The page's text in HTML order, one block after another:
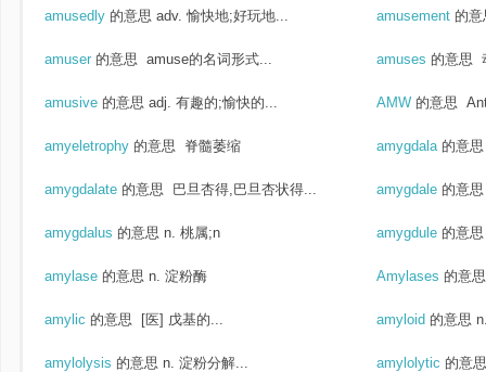
amusedly 的意思 adv. 愉快地;好玩地... amusement 的意
amuser 的意思 amuse的名词形式... amuses 的意思
amusive 的意思 adj. 有趣的;愉快的... AMW 的意思
amyeletrophy 的意思 脊髓萎缩 amygdala 的意思
amygdalate 的意思 巴旦杏得,巴旦杏状得... amygdale 的意思
amygdalus 的意思 n. 桃属;n amygdule 的意思
amylase 的意思 n. 淀粉酶 Amylases 的意思
amylic 的意思 [医] 戊基的... amyloid 的意思
amylolysis 的意思 n. 淀粉分解... amylolytic 的意思